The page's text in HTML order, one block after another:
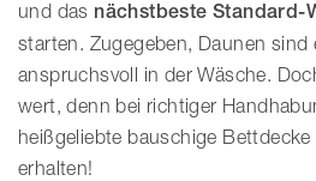
und das nächstbeste Standard-
starten. Zugegeben, Daunen sind
anspruchsvoll in der Wäsche.
wert, denn bei richtiger
heißgeliebte bauschige
erhalten!